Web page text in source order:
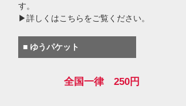
す。
▶詳しくはこちらをご覧ください。
■ ゆうパケット
全国一律 250円